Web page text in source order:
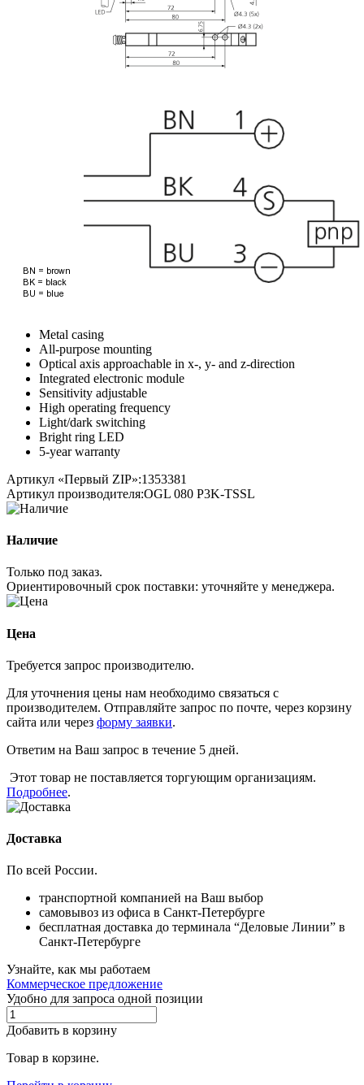
Metal casing
All-purpose mounting
Optical axis approachable in x-, y- and z-direction
Integrated electronic module
Sensitivity adjustable
High operating frequency
Light/dark switching
Bright ring LED
5-year warranty
Артикул «Первый ZIP»:1353381
Артикул производителя:OGL 080 P3K-TSSL
Наличие
Только под заказ.
Ориентировочный срок поставки: уточняйте у менеджера.
Цена
Требуется запрос производителю.
Для уточнения цены нам необходимо связаться с
производителем. Отправляйте запрос по почте, через корзину
сайта или через форму заявки.
Ответим на Ваш запрос в течение 5 дней.
Этот товар не поставляется торгующим организациям.
Подробнее.
Доставка
По всей России.
транспортной компанией на Ваш выбор
самовывоз из офиса в Санкт-Петербурге
бесплатная доставка до терминала “Деловые Линии” в
Санкт-Петербурге
Узнайте, как мы работаем
Коммерческое предложение
Удобно для запроса одной позиции
Добавить в корзину
Товар в корзине.